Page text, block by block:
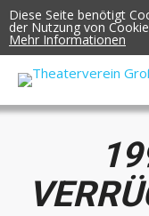
Diese Seite benötigt
der Nutzung von
Mehr Informationen